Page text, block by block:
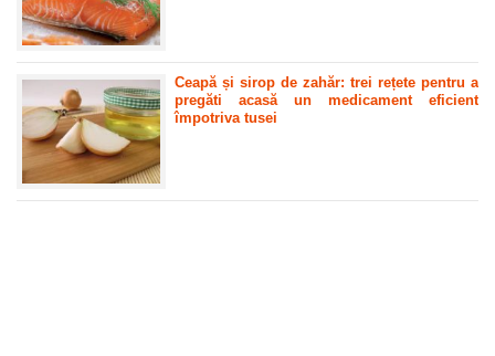
Ceapă și sirop de zahăr: trei rețete pentru a
pregăti acasă un medicament eficient
împotriva tusei